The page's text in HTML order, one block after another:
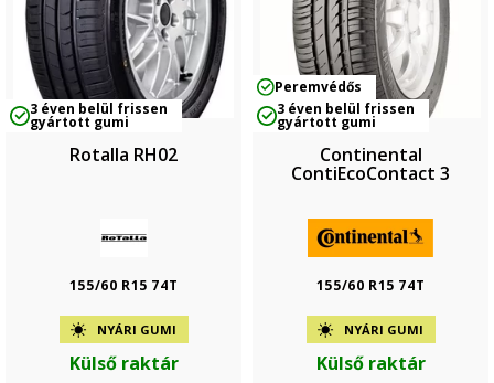
3 éven belül frissen
gyártott gumi
Rotalla RH02
155/60 R15 74T
NYÁRI GUMI
Külső raktár
Peremvédős
3 éven belül frissen
gyártott gumi
Continental
ContiEcoContact 3
155/60 R15 74T
NYÁRI GUMI
Külső raktár